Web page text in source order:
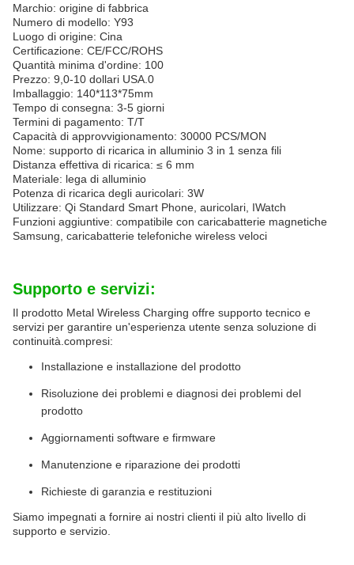
Marchio: origine di fabbrica
Numero di modello: Y93
Luogo di origine: Cina
Certificazione: CE/FCC/ROHS
Quantità minima d'ordine: 100
Prezzo: 9,0-10 dollari USA.0
Imballaggio: 140*113*75mm
Tempo di consegna: 3-5 giorni
Termini di pagamento: T/T
Capacità di approvvigionamento: 30000 PCS/MON
Nome: supporto di ricarica in alluminio 3 in 1 senza fili
Distanza effettiva di ricarica: ≤ 6 mm
Materiale: lega di alluminio
Potenza di ricarica degli auricolari: 3W
Utilizzare: Qi Standard Smart Phone, auricolari, IWatch
Funzioni aggiuntive: compatibile con caricabatterie magnetiche
Samsung, caricabatterie telefoniche wireless veloci
Supporto e servizi:
Il prodotto Metal Wireless Charging offre supporto tecnico e
servizi per garantire un'esperienza utente senza soluzione di
continuità.compresi:
Installazione e installazione del prodotto
Risoluzione dei problemi e diagnosi dei problemi del
prodotto
Aggiornamenti software e firmware
Manutenzione e riparazione dei prodotti
Richieste di garanzia e restituzioni
Siamo impegnati a fornire ai nostri clienti il più alto livello di
supporto e servizio.